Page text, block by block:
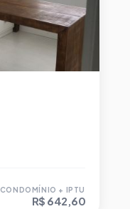
CONDOMÍNIO + IPTU
R$ 642,60